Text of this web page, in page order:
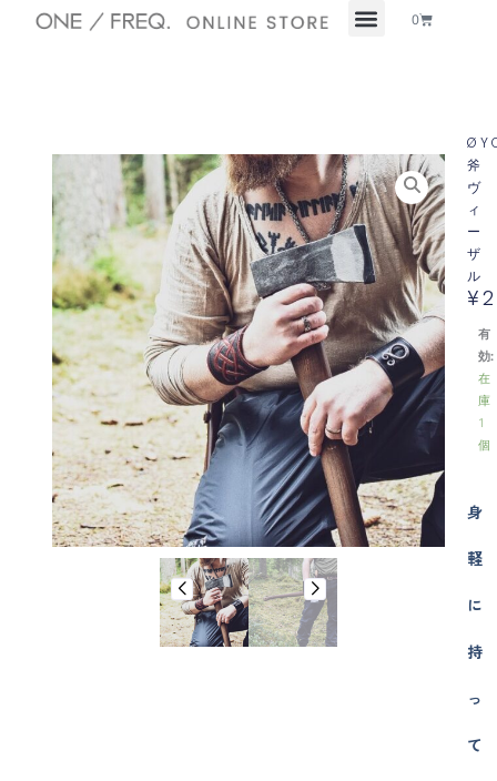
0
Cart
斧
ヴ
ィ
ー
ザ
ル
¥
有
効:
在
庫
1
個
身
軽
に
持
っ
て